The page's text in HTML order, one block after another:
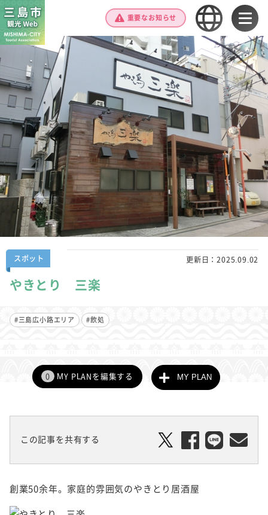
重要なお知らせ
スポット 更新日：2025.09.02
やきとり 三楽
#三島広小路エリア #飲処
MY PLAN
0 MY PLANを編集する
この記事を共有する
創業50余年。家庭的雰囲気のやきとり居酒屋